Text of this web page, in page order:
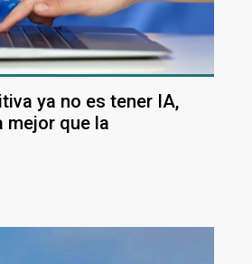
ya no es tener IA,
mejor que la